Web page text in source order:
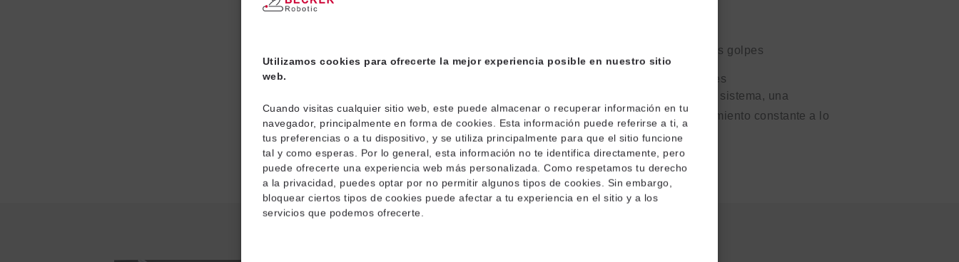
Utilizamos cookies para ofrecerte la mejor experiencia posible en nuestro sitio
web.
Cuando visitas cualquier sitio web, este puede almacenar o recuperar información en tu
navegador, principalmente en forma de cookies. Esta información puede referirse a ti, a
tus preferencias o a tu dispositivo, y se utiliza principalmente para que el sitio funcione
tal y como esperas. Por lo general, esta información no te identifica directamente, pero
puede ofrecerte una experiencia web más personalizada. Como respetamos tu derecho
a la privacidad, puedes optar por no permitir algunos tipos de cookies. Sin embargo,
bloquear ciertos tipos de cookies puede afectar a tu experiencia en el sitio y a los
servicios que podemos ofrecerte.
Protección mecánica resistente contra la abrasión, el calor y los golpes
Larga vida útil con características de mantenimiento predecibles
Este enfoque de ingeniería garantiza una mayor disponibilidad del sistema, una
reducción de los tiempos de inactividad no planificados y un rendimiento constante a lo
largo de todo el ciclo de vida del sistema.